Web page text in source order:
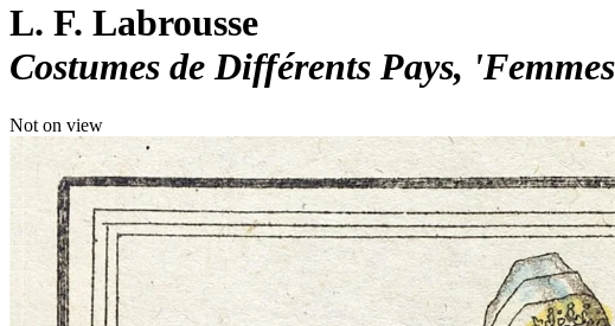
L. F. Labrousse
Costumes de Différents Pays,
Not on view